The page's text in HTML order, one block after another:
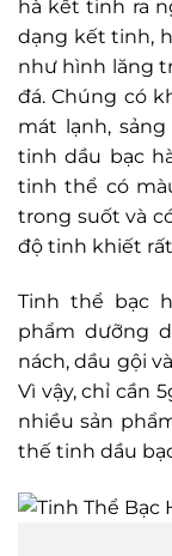
hà kết tinh ra
dạng kết tinh,
như hình lăng
đá. Chúng có
mát lạnh,
tinh dầu bạc
tinh thể có
trong suốt và
độ tinh khiết rất
Tinh thể bạc
phẩm dưỡng
nách, dầu gội
Vì vậy, chỉ cần
nhiều sản
thế tinh dầu